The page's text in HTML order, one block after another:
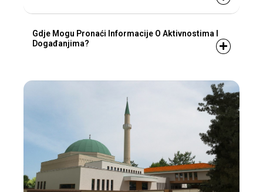
Gdje Mogu Pronaći Informacije O Aktivnostima I
Događanjima?